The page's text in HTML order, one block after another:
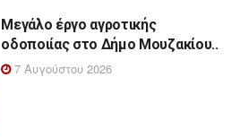
Μεγάλο έργο αγροτικής
οδοποιίας στο Δήμο Μουζακίου..
7 Αυγούστου 2026